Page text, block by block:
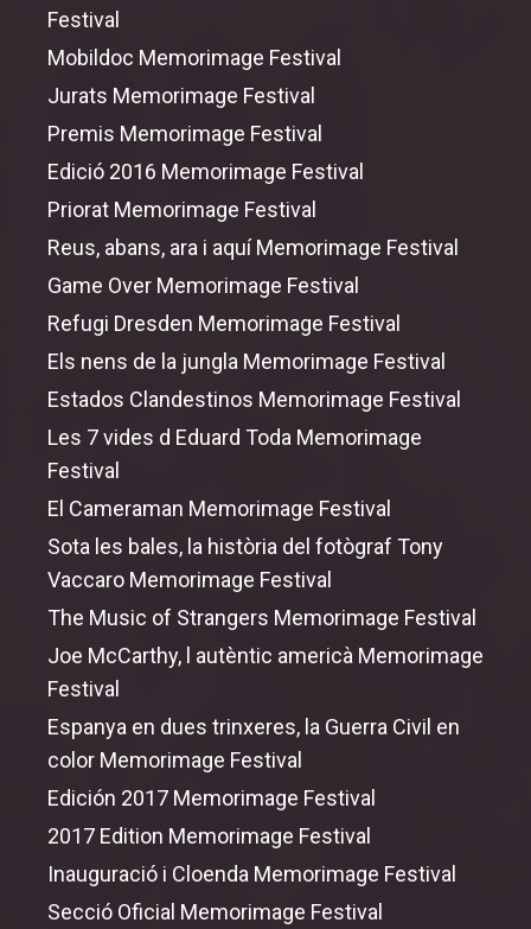
Festival
Mobildoc Memorimage Festival
Jurats Memorimage Festival
Premis Memorimage Festival
Edició 2016 Memorimage Festival
Priorat Memorimage Festival
Reus, abans, ara i aquí Memorimage Festival
Game Over Memorimage Festival
Refugi Dresden Memorimage Festival
Els nens de la jungla Memorimage Festival
Estados Clandestinos Memorimage Festival
Les 7 vides d Eduard Toda Memorimage
Festival
El Cameraman Memorimage Festival
Sota les bales, la història del fotògraf Tony
Vaccaro Memorimage Festival
The Music of Strangers Memorimage Festival
Joe McCarthy, l autèntic americà Memorimage
Festival
Espanya en dues trinxeres, la Guerra Civil en
color Memorimage Festival
Edición 2017 Memorimage Festival
2017 Edition Memorimage Festival
Inauguració i Cloenda Memorimage Festival
Secció Oficial Memorimage Festival